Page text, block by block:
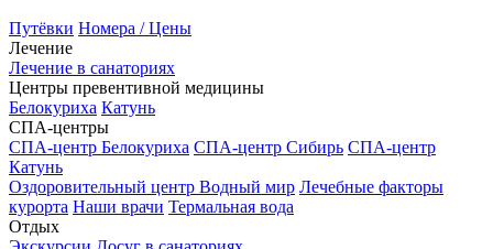
Путёвки Номера / Цены
Лечение
Лечение в санаториях
Центры превентивной медицины
Белокуриха Катунь
СПА-центры
СПА-центр Белокуриха СПА-центр Сибирь СПА-центр
Катунь
Оздоровительный центр Водный мир Лечебные факторы
курорта Наши врачи Термальная вода
Отдых